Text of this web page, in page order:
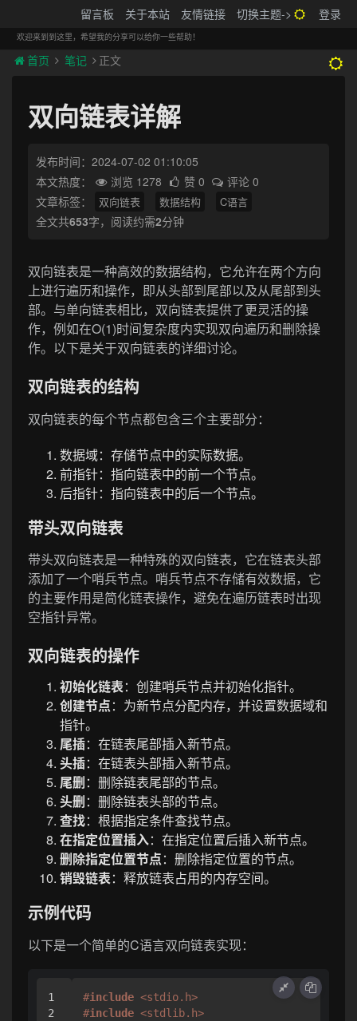
留言板 关于本站 友情链接 切换主题-> 登录
欢迎来到到这里，希望我的分享可以给你一些帮助！
首页 笔记 正文
双向链表详解
发布时间：2024-07-02 01:10:05
本文热度：
浏览 1278 赞 0
评论 0
文章标签：
双向链表 数据结构 C语言
全文共653字，阅读约需2分钟
双向链表是一种高效的数据结构，它允许在两个方向
上进行遍历和操作，即从头部到尾部以及从尾部到头
部。与单向链表相比，双向链表提供了更灵活的操
作，例如在O(1)时间复杂度内实现双向遍历和删除操
作。以下是关于双向链表的详细讨论。
双向链表的结构
双向链表的每个节点都包含三个主要部分：
数据域：存储节点中的实际数据。
前指针：指向链表中的前一个节点。
后指针：指向链表中的后一个节点。
带头双向链表
带头双向链表是一种特殊的双向链表，它在链表头部
添加了一个哨兵节点。哨兵节点不存储有效数据，它
的主要作用是简化链表操作，避免在遍历链表时出现
空指针异常。
双向链表的操作
初始化链表：创建哨兵节点并初始化指针。
创建节点：为新节点分配内存，并设置数据域和
指针。
尾插：在链表尾部插入新节点。
头插：在链表头部插入新节点。
尾删：删除链表尾部的节点。
头删：删除链表头部的节点。
查找：根据指定条件查找节点。
在指定位置插入：在指定位置后插入新节点。
删除指定位置节点：删除指定位置的节点。
销毁链表：释放链表占用的内存空间。
示例代码
以下是一个简单的C语言双向链表实现：
1
2
#include <stdio.h>
#include <stdlib.h>